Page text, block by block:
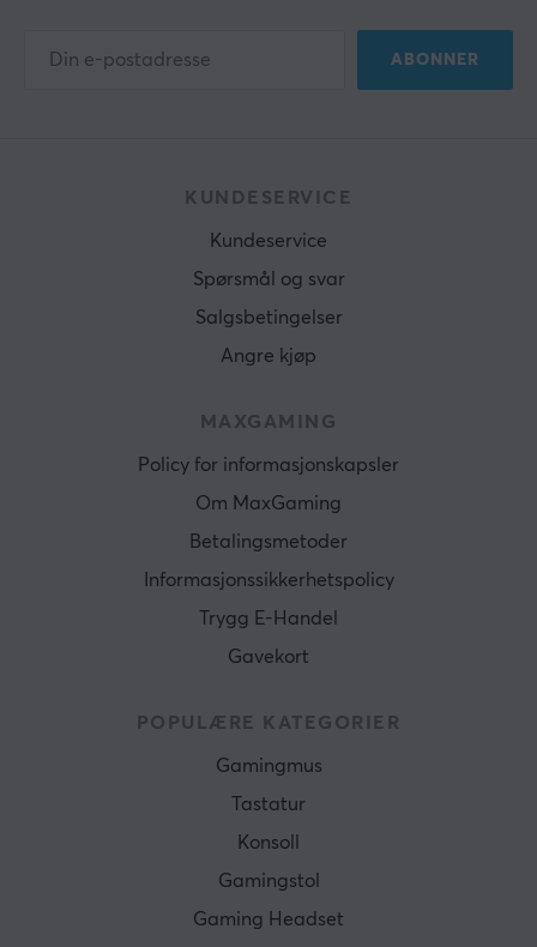
ABONNER
KUNDESERVICE
Kundeservice
Spørsmål og svar
Salgsbetingelser
Angre kjøp
MAXGAMING
Policy for informasjonskapsler
Om MaxGaming
Betalingsmetoder
Informasjonssikkerhetspolicy
Trygg E-Handel
Gavekort
POPULÆRE KATEGORIER
Gamingmus
Tastatur
Konsoll
Gamingstol
Gaming Headset